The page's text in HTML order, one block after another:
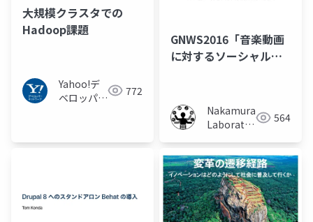
大規模クラスタでの
Hadoop課題
Yahoo!デ
ベロッパー
772
GNWS2016「音楽動画
に対するソーシャルコ
手法の検討」
Nakamura
Laboratory
University)
564